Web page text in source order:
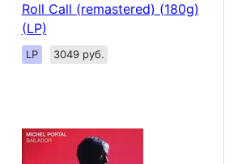
Roll Call (remastered) (180g)
(LP)
LP 3049 руб.